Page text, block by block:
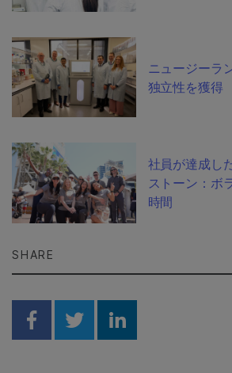
ニュージーラ
独立性を獲得
社員が達成し
ストーン：ボ
時間
SHARE
Share on Facebook
Share on Twitter
Share on